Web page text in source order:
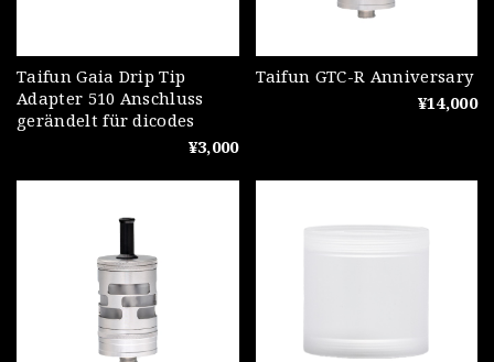
Taifun Gaia Drip Tip
Adapter 510 Anschluss
gerändelt für dicodes
¥3,000
Taifun GTC-R Anniversary
¥14,000